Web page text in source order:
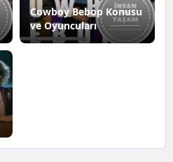
Cowboy Bebop Konusu
ve Oyuncuları